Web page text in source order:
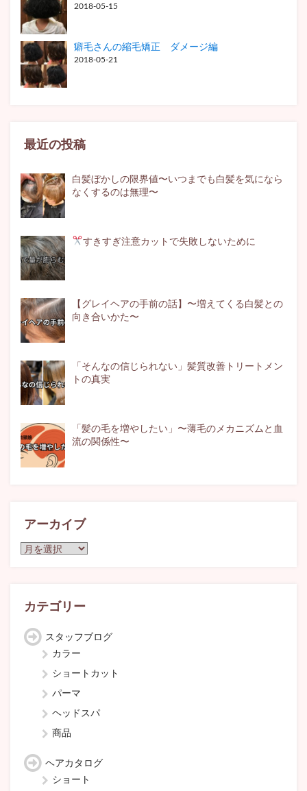
2018-05-15
癖毛さんの縮毛矯正 ダメージ編
2018-05-21
最近の投稿
白髪ぼかしの限界値〜いつまでも白髪を気になら
なくするのは無理〜
すきすぎ注意カットで失敗しないために
【グレイヘアの手前の話】〜増えてくる白髪との
向き合いかた〜
「そんなの信じられない」髪質改善トリートメン
トの真実
「髪の毛を増やしたい」〜薄毛のメカニズムと血
流の関係性〜
アーカイブ
ア
ブ
カテゴリー
スタッフブログ
カラー
ショートカット
パーマ
ヘッドスパ
商品
ヘアカタログ
ショート